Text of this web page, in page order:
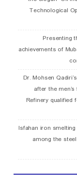
Technological
Presenting
achievements of
Dr. Mohsen
after the
Refinery qualified
Isfahan iron
among the